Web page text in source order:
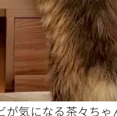
が気になる茶々ちゃ